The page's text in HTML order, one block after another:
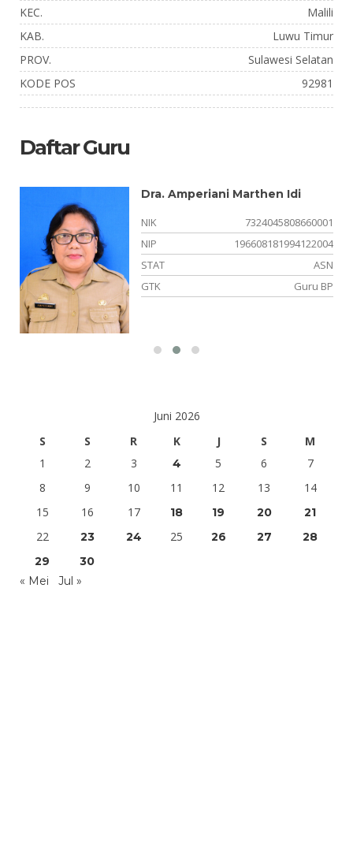
KEC.
Malili
KAB.
Luwu Timur
PROV.
Sulawesi Selatan
KODE POS
92981
Daftar Guru
Dra. Amperiani Marthen Idi
NIK
7324045808660001
NIP
196608181994122004
STAT
ASN
GTK
Guru BP
Juni 2026
S
S R K J S
M
1
2 3 4 5 6
7
8
9 10 11 12 13
14
15
16 17 18 19 20 21
22 23 24 25 26 27
28
29
30
« Mei
Jul »